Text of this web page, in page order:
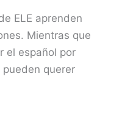
ELE aprenden
Mientras que
el español por
querer